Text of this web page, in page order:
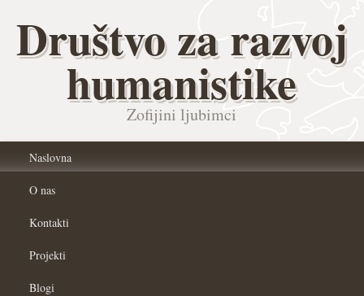
Društvo za razvoj
humanistike
Zofijini ljubimci
Naslovna
O nas
Kontakti
Projekti
Blogi